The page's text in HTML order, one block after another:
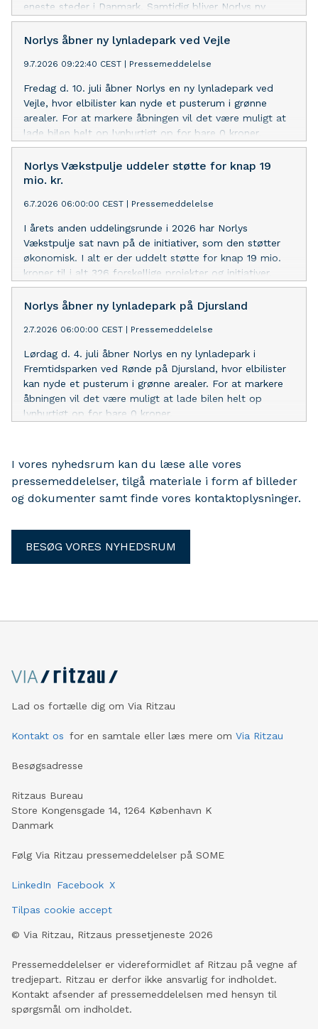
eneste steder i Danmark. Samtidig bliver Norlys ny
elleverandør for Fredericia Havn, som med udvidelsen
af containerterminalen står over for vækst de næste
Norlys åbner ny lynladepark ved Vejle
9.7.2026 09:22:40 CEST Pressemeddelelse
Fredag d. 10. juli åbner Norlys en ny lynladepark ved
Vejle, hvor elbilister kan nyde et pusterum i grønne
arealer. For at markere åbningen vil det være muligt at
lade bilen helt op lynhurtigt op for bare 0 kroner.
Norlys Vækstpulje uddeler støtte for knap 19
mio. kr.
6.7.2026 06:00:00 CEST Pressemeddelelse
I årets anden uddelingsrunde i 2026 har Norlys
Vækstpulje sat navn på de initiativer, som den støtter
økonomisk. I alt er der uddelt støtte for knap 19 mio.
kroner til i alt 326 forskellige projekter og initiativer.
Norlys åbner ny lynladepark på Djursland
2.7.2026 06:00:00 CEST Pressemeddelelse
Lørdag d. 4. juli åbner Norlys en ny lynladepark i
Fremtidsparken ved Rønde på Djursland, hvor elbilister
kan nyde et pusterum i grønne arealer. For at markere
åbningen vil det være muligt at lade bilen helt op
lynhurtigt op for bare 0 kroner.
I vores nyhedsrum kan du læse alle vores
pressemeddelelser, tilgå materiale i form af billeder
og dokumenter samt finde vores kontaktoplysninger.
BESØG VORES NYHEDSRUM
Lad os fortælle dig om Via Ritzau
Kontakt os for en samtale eller læs mere om Via Ritzau
Besøgsadresse
Ritzaus Bureau
Store Kongensgade 14, 1264 København K
Danmark
Følg Via Ritzau pressemeddelelser på SOME
LinkedIn Facebook X
Tilpas cookie accept
© Via Ritzau, Ritzaus pressetjeneste 2026
Pressemeddelelser er videreformidlet af Ritzau på vegne af
tredjepart. Ritzau er derfor ikke ansvarlig for indholdet.
Kontakt afsender af pressemeddelelsen med hensyn til
spørgsmål om indholdet.